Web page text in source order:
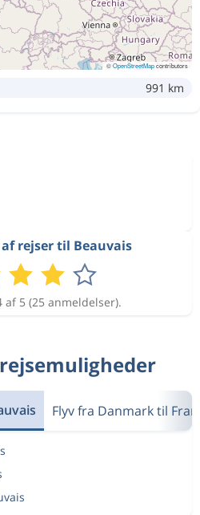
©OpenStreetMapcontributors
991 km
rejser til Beauvais
af 5 (25 anmeldelser).
Flyv fra Danmark til